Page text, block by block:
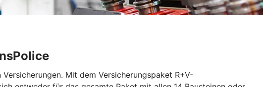
Mit dem Versicherungspaket R+V-